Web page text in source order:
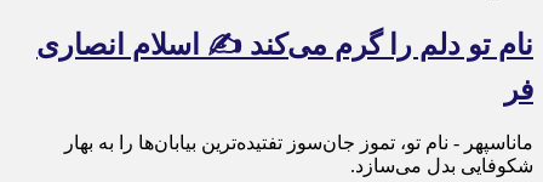
نام تو دلم را گرم می‌کند ✍️ اسلام انصاری
فر
ماناسپهر - نام تو، تموز جان‌سوز تفتیده‌ترین بیابان‌ها را به بهار
شکوفایی بدل می‌سازد.